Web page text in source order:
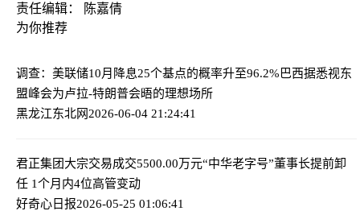
责任编辑： 陈嘉倩
为你推荐
调查：美联储10月降息25个基点的概率升至96.2% 巴西据悉视东
盟峰会为卢拉-特朗普会晤的理想场所
黑龙江东北网2026-06-04 21:24:41
君正集团大宗交易成交5500.00万元“中华老字号”董事长提前卸
任 1个月内4位高管变动
好奇心日报2026-05-25 01:06:41